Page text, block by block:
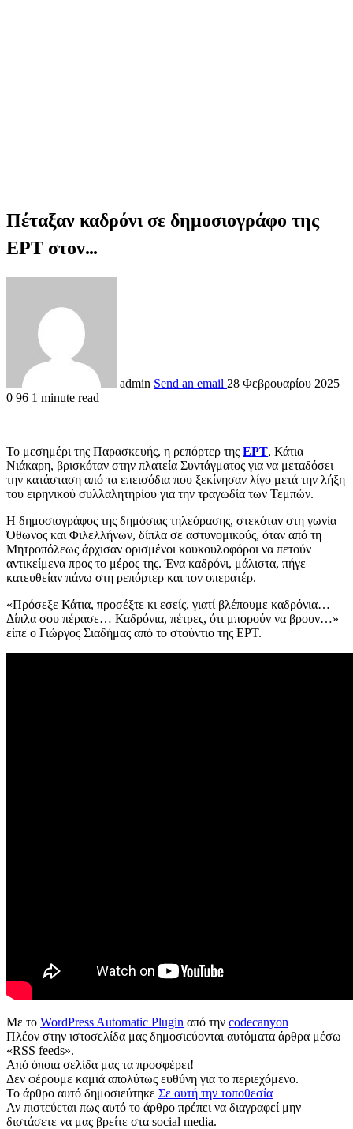
Πέταξαν καδρόνι σε δημοσιογράφο της
ΕΡΤ στον…
admin Send an email 28 Φεβρουαρίου 2025
0 96 1 minute read
Το μεσημέρι της Παρασκευής, η ρεπόρτερ της ΕΡΤ, Κάτια
Νιάκαρη, βρισκόταν στην πλατεία Συντάγματος για να μεταδόσει
την κατάσταση από τα επεισόδια που ξεκίνησαν λίγο μετά την λήξη
του ειρηνικού συλλαλητηρίου για την τραγωδία των Τεμπών.
Η δημοσιογράφος της δημόσιας τηλεόρασης, στεκόταν στη γωνία
Όθωνος και Φιλελλήνων, δίπλα σε αστυνομικούς, όταν από τη
Μητροπόλεως άρχισαν ορισμένοι κουκουλοφόροι να πετούν
αντικείμενα προς το μέρος της. Ένα καδρόνι, μάλιστα, πήγε
κατευθείαν πάνω στη ρεπόρτερ και τον οπερατέρ.
«Πρόσεξε Κάτια, προσέξτε κι εσείς, γιατί βλέπουμε καδρόνια…
Δίπλα σου πέρασε… Καδρόνια, πέτρες, ότι μπορούν να βρουν…»
είπε ο Γιώργος Σιαδήμας από το στούντιο της ΕΡΤ.
Με το WordPress Automatic Plugin από την codecanyon
Πλέον στην ιστοσελίδα μας δημοσιεύονται αυτόματα άρθρα μέσω
«RSS feeds».
Από όποια σελίδα μας τα προσφέρει!
Δεν φέρουμε καμιά απολύτως ευθύνη για το περιεχόμενο.
Το άρθρο αυτό δημοσιεύτηκε Σε αυτή την τοποθεσία
Αν πιστεύεται πως αυτό το άρθρο πρέπει να διαγραφεί μην
διστάσετε να μας βρείτε στα social media.